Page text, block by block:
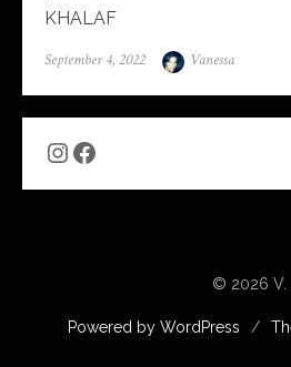
KHALAF
Posted
September 4, 2022 Author
Vanessa
Instagram
Facebook
© 2026 V.
Powered by WordPress /